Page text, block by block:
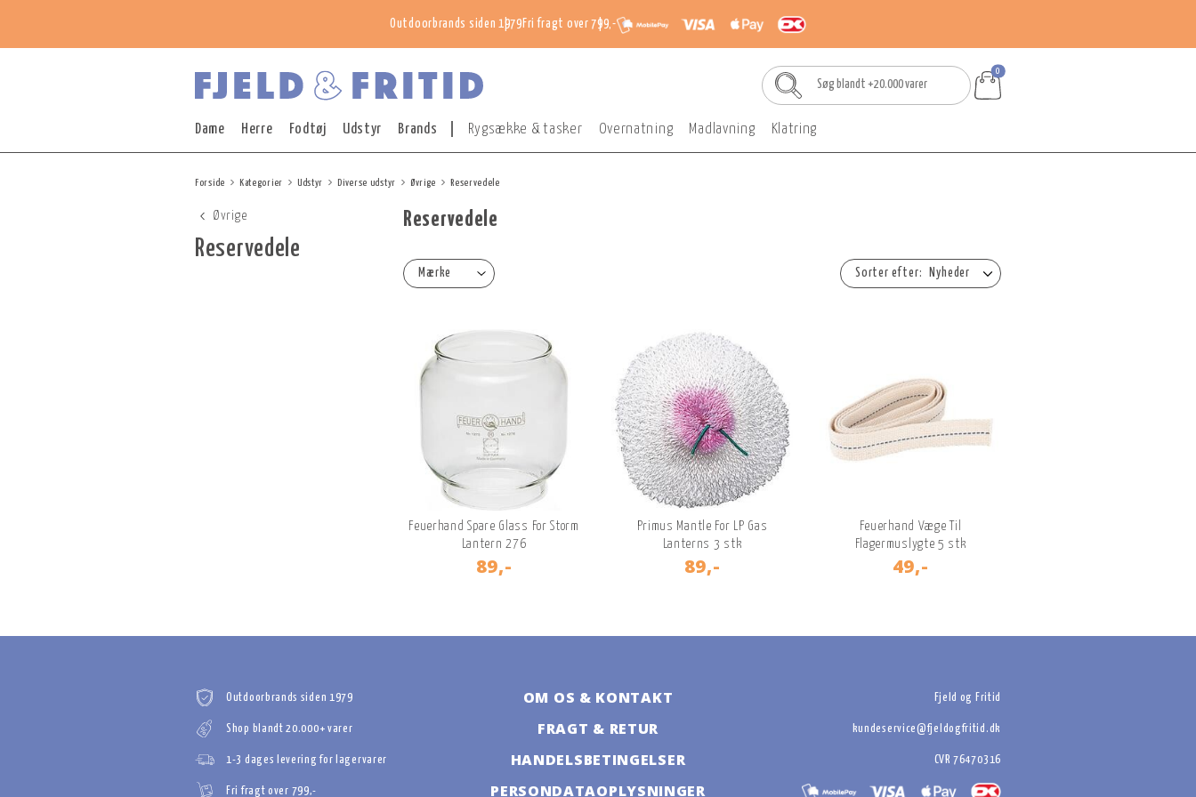
Outdoorbrands siden 1979 Fri fragt over 799,-
0
Dame Herre Fodtøj Udstyr Brands Rygsække & tasker Overnatning Madlavning Klatring
Forside Kategorier Udstyr Diverse udstyr Øvrige Reservedele
Øvrige
Reservedele
Reservedele
Nyheder
Mærke
Feuerhand Spare Glass For Storm
Lantern 276
89,-
Primus Mantle For LP Gas
Lanterns 3 stk
89,-
Feuerhand Væge Til
Flagermuslygte 5 stk
49,-
Outdoorbrands siden 1979
Shop blandt 20.000+ varer
1-3 dages levering for lagervarer
Fri fragt over 799,-
OM OS & KONTAKT
FRAGT & RETUR
HANDELSBETINGELSER
PERSONDATAOPLYSNINGER
Fjeld og Fritid
kundeservice@fjeldogfritid.dk
CVR 76470316